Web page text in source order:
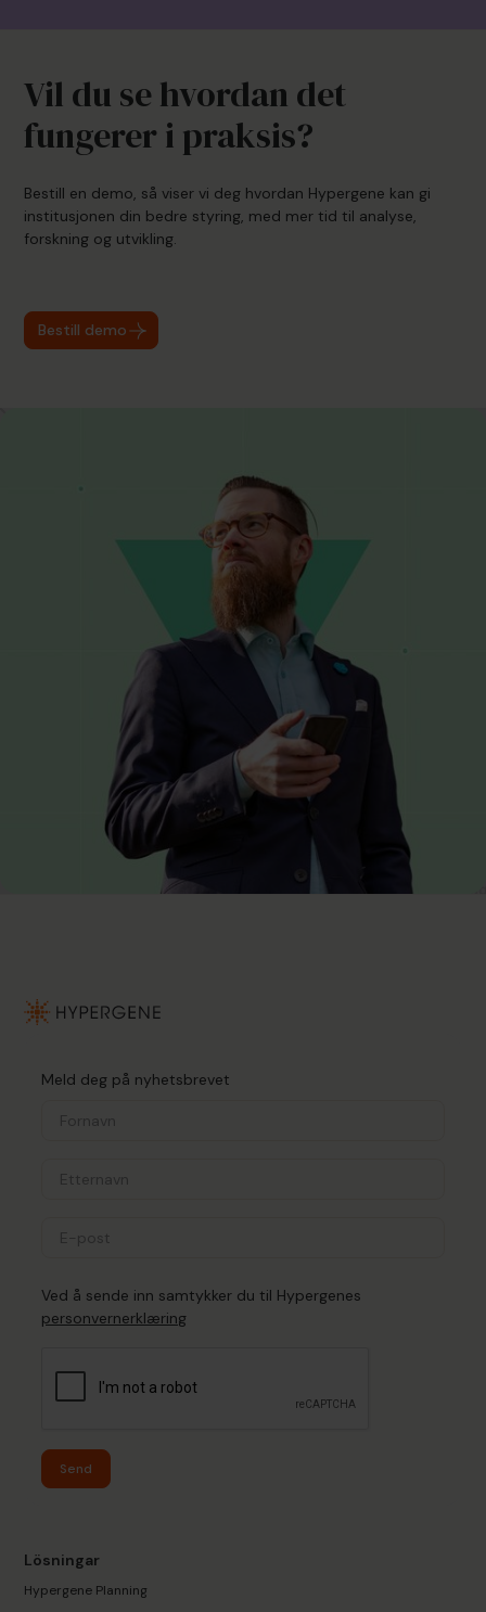
Vil du se hvordan det
fungerer i praksis?
Bestill en demo, så viser vi deg hvordan Hypergene kan gi
institusjonen din bedre styring, med mer tid til analyse,
forskning og utvikling.
Bestill demo
Meld deg på nyhetsbrevet
Ved å sende inn samtykker du til Hypergenes
personvernerklæring
Send
Lösningar
Hypergene Planning